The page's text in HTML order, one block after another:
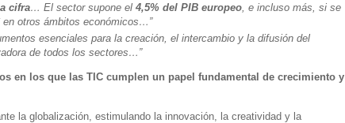
cifra… El sector supone el 4,5% del PIB europeo , e incluso más, si se
otros ámbitos económicos…”
esenciales para la creación, el intercambio y la difusión del
de todos los sectores…”
en los que las TIC cumplen un papel fundamental de crecimiento y
la globalización, estimulando la innovación, la creatividad y la